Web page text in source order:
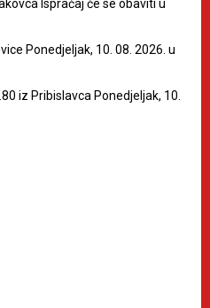
Ispraćaj će se obaviti u
Ponedjeljak, 10. 08. 2026. u
iz Pribislavca Ponedjeljak, 10.